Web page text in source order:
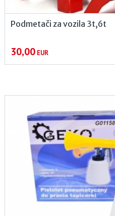
Podmetači za vozila 3t,6t
30,00EUR